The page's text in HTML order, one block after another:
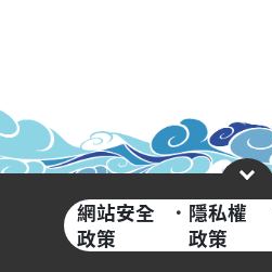
網站安全
政策
· 隱私權
政策